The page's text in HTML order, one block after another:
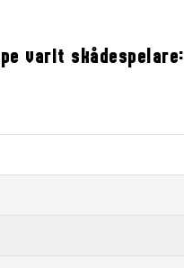
varit skådespelare: